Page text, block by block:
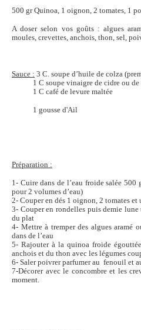
500 gr Quinoa, 1 oignon, 2 tomates, 1
A doser selon vos goûts : algues
moules, crevettes, anchois, thon, sel,
Sauce : 3 C. soupe d’huile de colza
1 C soupe vinaigre de cidre ou de
1 C café de levure maltée
1 gousse d'Ail
Préparation :
1- Cuire dans de l’eau froide salée
pour 2 volumes d’eau)
2- Couper en dés 1 oignon, 2 tomates
3- Couper en rondelles puis demie
du plat
4- Mettre à tremper des algues aramé
dans de l’eau
5- Rajouter à la quinoa froide
anchois et du thon avec les légumes
6- Saler poivrer parfumer au fenouil et
7-Décorer avec le concombre et les
moment.